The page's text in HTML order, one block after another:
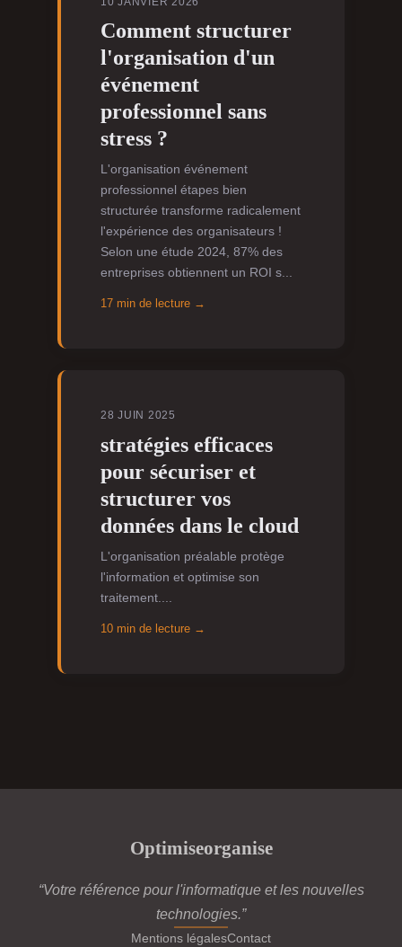
Comment structurer
l'organisation d'un
événement
professionnel sans
stress ?
L'organisation événement
professionnel étapes bien
structurée transforme radicalement
l'expérience des organisateurs !
Selon une étude 2024, 87% des
entreprises obtiennent un ROI s...
17 min de lecture →
28 JUIN 2025
stratégies efficaces
pour sécuriser et
structurer vos
données dans le cloud
L'organisation préalable protège
l'information et optimise son
traitement....
10 min de lecture →
Optimiseorganise
“Votre référence pour l'informatique et les nouvelles
technologies.”
Mentions légalesContact